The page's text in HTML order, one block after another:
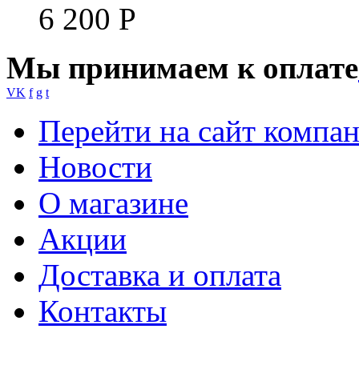
6 200 Р
Мы принимаем к оплате
VK f g t
Перейти на сайт
Новости
О магазине
Акции
Доставка и оплата
Контакты